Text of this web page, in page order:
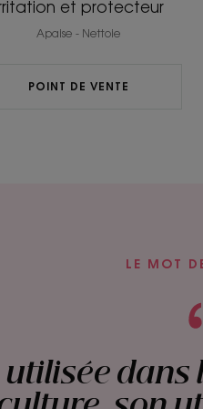
et protecteur
Apaise - Nettoie
POINT DE VENTE
LE MOT
dans